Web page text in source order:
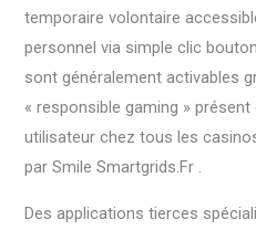
temporaire volontaire
personnel via simple clic
sont généralement activables
« responsible gaming »
utilisateur chez tous les
par Smile Smartgrids.Fr .
Des applications tierces